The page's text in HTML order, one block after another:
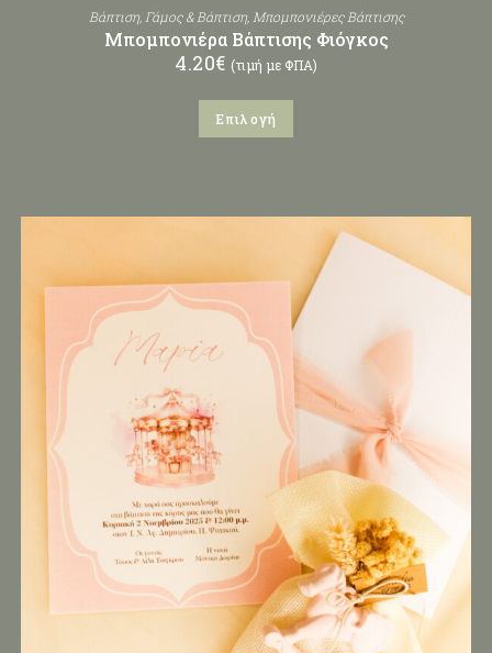
Βάπτιση, Γάμος & Βάπτιση, Μπομπονιέρες Βάπτισης
Μπομπονιέρα Βάπτισης Φιόγκος
4.20€ (τιμή με ΦΠΑ)
Επιλογή